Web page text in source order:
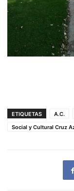
ETIQUETAS A.C.
Social y Cultural Cruz